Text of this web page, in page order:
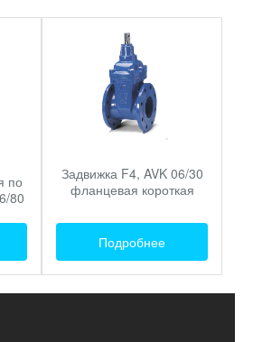
по
80
Задвижка F4, AVK 06/30
фланцевая короткая
Подробнее